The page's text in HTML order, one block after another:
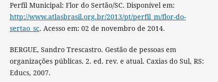
Perfil Municipal: Flor do Sertão/SC. Disponível em:
http://www.atlasbrasil.org.br/2013/pt/perfil_m/flor-do-
sertao_sc. Acesso em: 02 de novembro de 2014.
BERGUE, Sandro Trescastro. Gestão de pessoas em
organizações públicas. 2. ed. rev. e atual. Caxias do Sul, RS:
Educs, 2007.